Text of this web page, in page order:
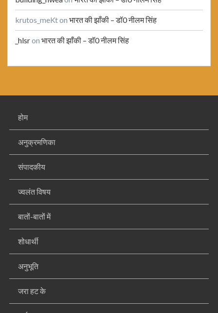
krutos_meKton भारत की झाँकी – डॉ0 नीलम सिंह
_hlsron भारत की झाँकी – डॉ0 नीलम सिंह
होम
अनुक्रमणिका
संपादकीय
ज्वलंत विषय
बातों-बातों में
शोधार्थी
अनुभूति
जरा हट के